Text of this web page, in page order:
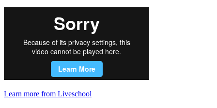
Learn more from Liveschool